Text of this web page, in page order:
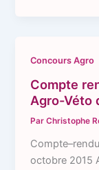
Concours Agro
Compte
Agro-Véto
ParChristophe
octobre 2015